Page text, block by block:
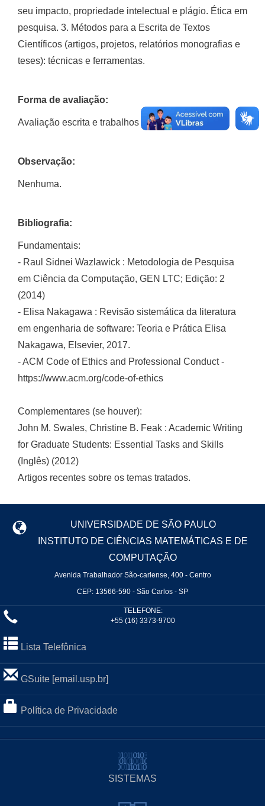
seu impacto, propriedade intelectual e plágio. Ética em
pesquisa. 3. Métodos para a Escrita de Textos
Científicos (artigos, projetos, relatórios monografias e
teses): técnicas e ferramentas.
Forma de avaliação:
Avaliação escrita e trabalhos práticos
Observação:
Nenhuma.
Bibliografia:
Fundamentais:
- Raul Sidnei Wazlawick : Metodologia de Pesquisa
em Ciência da Computação, GEN LTC; Edição: 2
(2014)
- Elisa Nakagawa : Revisão sistemática da literatura
em engenharia de software: Teoria e Prática Elisa
Nakagawa, Elsevier, 2017.
- ACM Code of Ethics and Professional Conduct -
https://www.acm.org/code-of-ethics
Complementares (se houver):
John M. Swales, Christine B. Feak : Academic Writing
for Graduate Students: Essential Tasks and Skills
(Inglês) (2012)
Artigos recentes sobre os temas tratados.
UNIVERSIDADE DE SÃO PAULO
INSTITUTO DE CIÊNCIAS MATEMÁTICAS E DE
COMPUTAÇÃO
Avenida Trabalhador São-carlense, 400 - Centro
CEP: 13566-590 - São Carlos - SP
TELEFONE:
+55 (16) 3373-9700
Lista Telefônica
GSuite [email.usp.br]
Política de Privacidade
SISTEMAS